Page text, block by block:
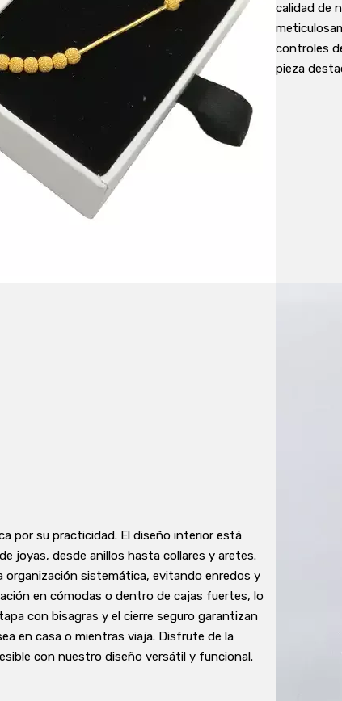
calidad de
controles
pieza
por su practicidad. El diseño interior está
joyas, desde anillos hasta collares y aretes.
sistemática, evitando enredos y
en cómodas o dentro de cajas fuertes, lo
con bisagras y el cierre seguro garantizan
en casa o mientras viaja. Disfrute de la
con nuestro diseño versátil y funcional.